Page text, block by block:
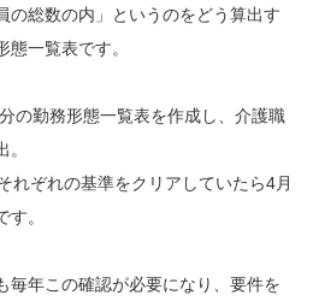
の総数の内」というのをどう算出す
一覧表です。
の勤務形態一覧表を作成し、介護職
れぞれの基準をクリアしていたら4月
。
毎年この確認が必要になり、要件を